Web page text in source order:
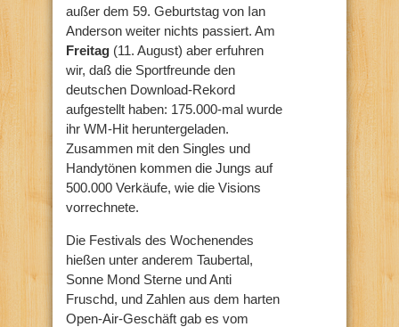
außer dem 59. Geburtstag von Ian
Anderson weiter nichts passiert. Am
Freitag (11. August) aber erfuhren
wir, daß die Sportfreunde den
deutschen Download-Rekord
aufgestellt haben: 175.000-mal wurde
ihr WM-Hit heruntergeladen.
Zusammen mit den Singles und
Handytönen kommen die Jungs auf
500.000 Verkäufe, wie die Visions
vorrechnete.
Die Festivals des Wochenendes
hießen unter anderem Taubertal,
Sonne Mond Sterne und Anti
Fruschd, und Zahlen aus dem harten
Open-Air-Geschäft gab es vom